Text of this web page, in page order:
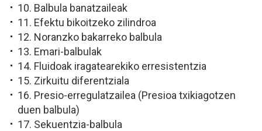
10. Balbula banatzaileak
11. Efektu bikoitzeko zilindroa
12. Noranzko bakarreko balbula
13. Emari-balbulak
14. Fluidoak iragatearekiko erresistentzia
15. Zirkuitu diferentziala
16. Presio-erregulatzailea (Presioa txikiagotzen
duen balbula)
17. Sekuentzia-balbula